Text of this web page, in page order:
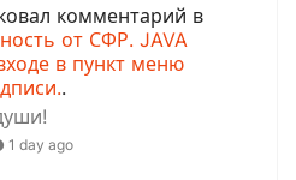
комментарий в
от СФР. JAVA
в пункт меню
.
1 day ago